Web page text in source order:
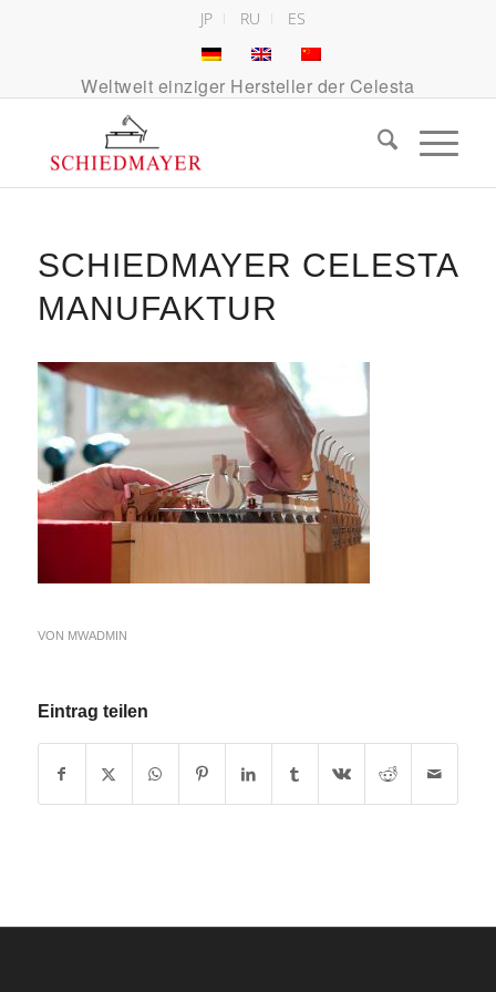
JP RU ES
Weltweit einziger Hersteller der Celesta
SCHIEDMAYER CELESTA
MANUFAKTUR
VON MWADMIN
Eintrag teilen